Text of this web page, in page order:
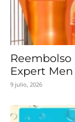
Reembolso
Expert Men
9 julio, 2026